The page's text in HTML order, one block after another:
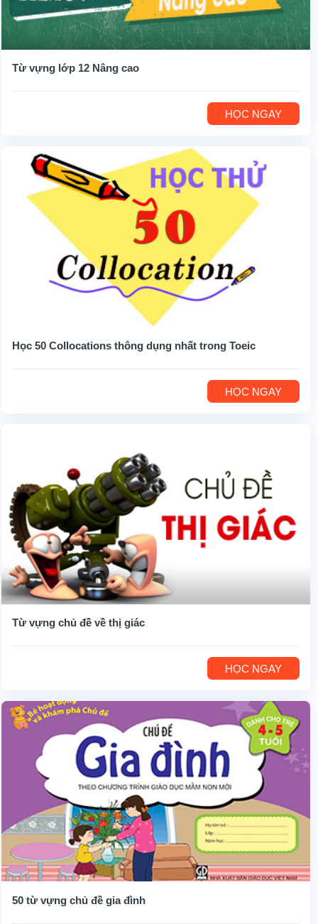
Từ vựng lớp 12 Nâng cao
HỌC NGAY
Học 50 Collocations thông dụng nhất trong Toeic
HỌC NGAY
Từ vựng chủ đề về thị giác
HỌC NGAY
50 từ vựng chủ đề gia đình